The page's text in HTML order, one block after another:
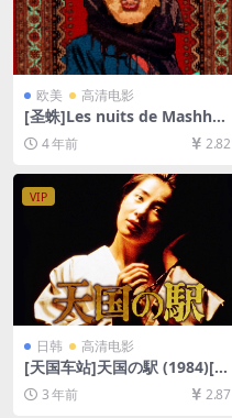
欧美 高清电影
[圣蛛]Les nuits de Mashhad
(2022)[百度网盘+迅雷云盘资
源1080P超清未删减][MP4/7.
4 年前 2.82
VIP
日韩 高清电影
[天国车站]天国の駅 (1984)[百
度网盘+夸克网盘1080P超清
未删减资源][网盘在线播放/下
3 年前 2.87